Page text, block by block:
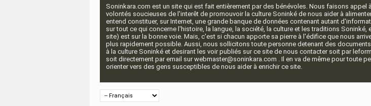
Soninkara.com est un site qui est fait entièrement par des bénévoles. Nous faisons appel
volontés soucieuses de l'interêt de promouvoir la culture Soninké de nous aider à
entend constituer, sur Internet, une grande banque de données contenant autant
sur tout ce qui concerne l'histoire, la langue, la société, la culture et les traditions Soninké,
site) est sur la bonne voie. Mais, c'est si chacun apporte sa pierre à l'édifice que nous
plus rapidement possible. Aussi, nous sollicitons toute personne detenant des
à la culture Soninké et desirant les voir publiés sur ce site de nous contacter soit par
soit directement par email sur webmaster@soninkara.com . Il en va de même pour toute
orienter vers des gens susceptibles de nous aider à enrichir ce site.